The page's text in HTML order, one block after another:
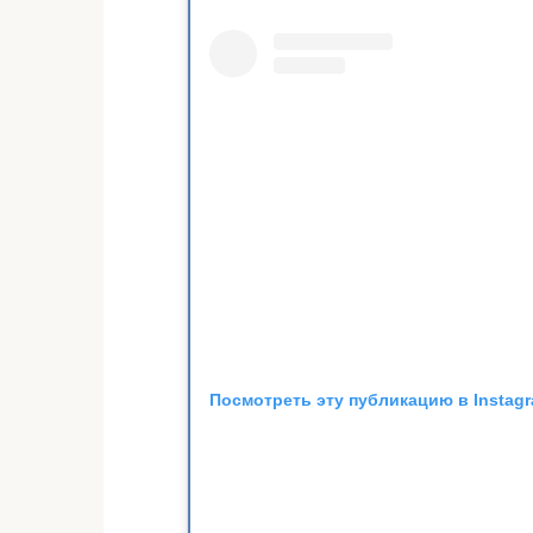
Посмотреть эту публикацию в